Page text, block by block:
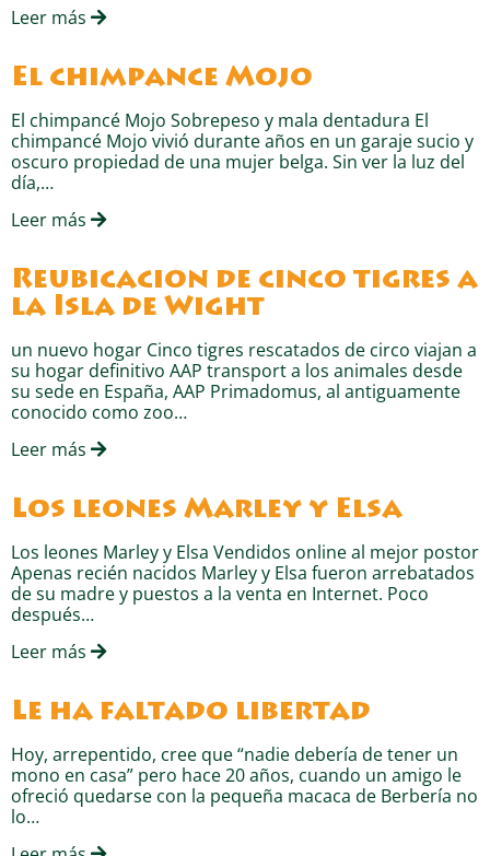
Leer más
El chimpancé Mojo
El chimpancé Mojo Sobrepeso y mala dentadura El
chimpancé Mojo vivió durante años en un garaje sucio y
oscuro propiedad de una mujer belga. Sin ver la luz del
día,…
Leer más
Reubicación de cinco tigres a
la Isla de Wight
un nuevo hogar Cinco tigres rescatados de circo viajan a
su hogar definitivo AAP transport a los animales desde
su sede en España, AAP Primadomus, al antiguamente
conocido como zoo…
Leer más
Los leones Marley y Elsa
Los leones Marley y Elsa Vendidos online al mejor postor
Apenas recién nacidos Marley y Elsa fueron arrebatados
de su madre y puestos a la venta en Internet. Poco
después…
Leer más
Le ha faltado libertad
Hoy, arrepentido, cree que “nadie debería de tener un
mono en casa” pero hace 20 años, cuando un amigo le
ofreció quedarse con la pequeña macaca de Berbería no
lo…